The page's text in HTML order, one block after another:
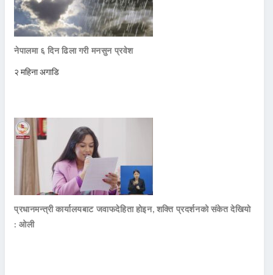
नेपालमा ६ दिन ढिला गरी मनसुन प्रवेश
२ महिना अगाडि
प्रधानमन्त्री कार्यालयबाट जवाफदेहिता होइन, शक्ति प्रदर्शनको संकेत देखियो
: ओली